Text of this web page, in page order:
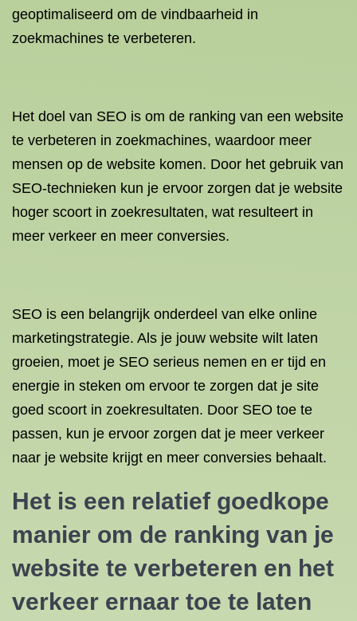
geoptimaliseerd om de vindbaarheid in
zoekmachines te verbeteren.
Het doel van SEO is om de ranking van een website
te verbeteren in zoekmachines, waardoor meer
mensen op de website komen. Door het gebruik van
SEO-technieken kun je ervoor zorgen dat je website
hoger scoort in zoekresultaten, wat resulteert in
meer verkeer en meer conversies.
SEO is een belangrijk onderdeel van elke online
marketingstrategie. Als je jouw website wilt laten
groeien, moet je SEO serieus nemen en er tijd en
energie in steken om ervoor te zorgen dat je site
goed scoort in zoekresultaten. Door SEO toe te
passen, kun je ervoor zorgen dat je meer verkeer
naar je website krijgt en meer conversies behaalt.
Het is een relatief goedkope
manier om de ranking van je
website te verbeteren en het
verkeer ernaar toe te laten